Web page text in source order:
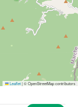
Leaflet|© OpenStreetMap contributors